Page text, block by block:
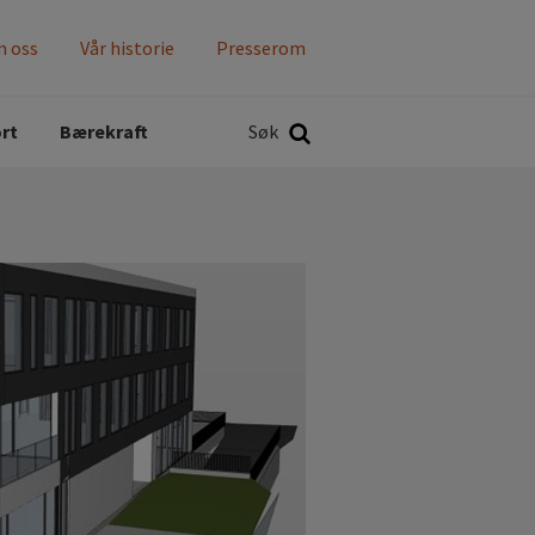
oss Vår historie Presserom
Bærekraft Søk